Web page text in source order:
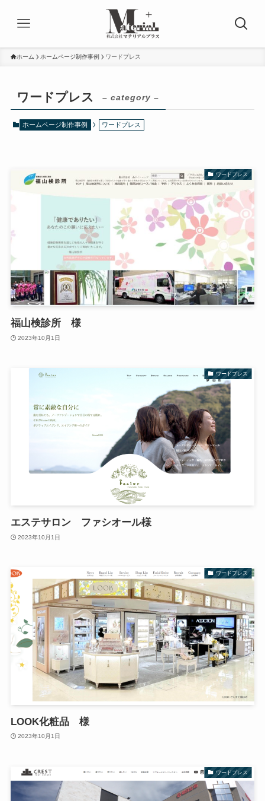
ホーム ホームページ制作事例 ワードプレス
ワードプレス – category –
ホームページ制作事例 ワードプレス
ワードプレス
福山検診所 様
2023年10月1日
ワードプレス
エステサロン ファシオール様
2023年10月1日
ワードプレス
LOOK化粧品 様
2023年10月1日
ワードプレス